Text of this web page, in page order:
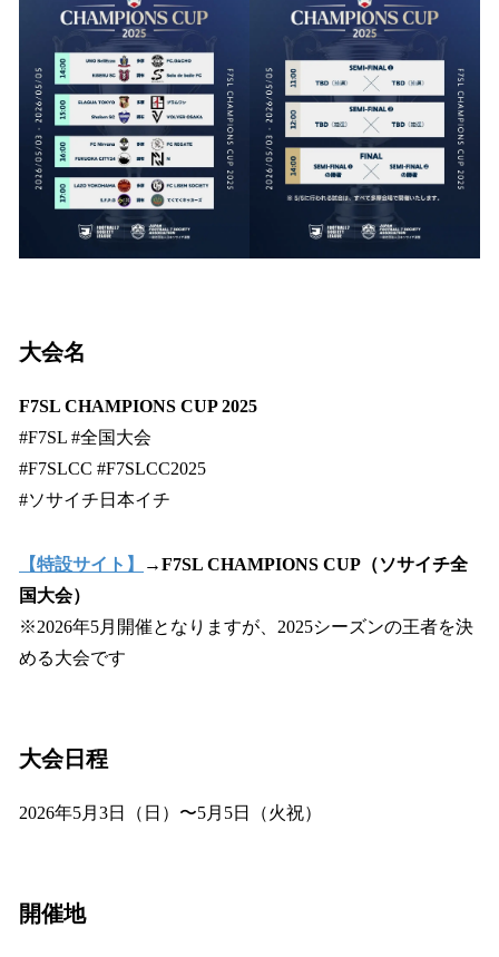
大会名
F7SL CHAMPIONS CUP 2025
#F7SL #全国大会
#F7SLCC #F7SLCC2025
#ソサイチ日本イチ
【特設サイト】
→F7SL CHAMPIONS CUP（ソサイチ全
国大会）
※2026年5月開催となりますが、2025シーズンの王者を決
める大会です
大会日程
2026年5月3日（日）〜5月5日（火祝）
開催地